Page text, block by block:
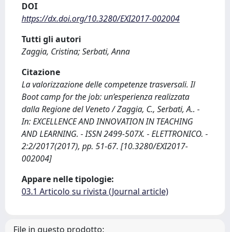
DOI
https://dx.doi.org/10.3280/EXI2017-002004
Tutti gli autori
Zaggia, Cristina; Serbati, Anna
Citazione
La valorizzazione delle competenze trasversali. Il
Boot camp for the job: un’esperienza realizzata
dalla Regione del Veneto / Zaggia, C., Serbati, A.. -
In: EXCELLENCE AND INNOVATION IN TEACHING
AND LEARNING. - ISSN 2499-507X. - ELETTRONICO. -
2:2/2017(2017), pp. 51-67. [10.3280/EXI2017-
002004]
Appare nelle tipologie:
03.1 Articolo su rivista (Journal article)
File in questo prodotto: